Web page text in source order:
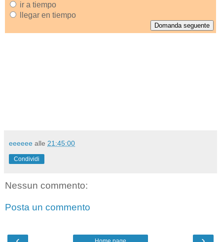
ir a tiempo
llegar en tiempo
eeeeee alle 21:45:00
Condividi
Nessun commento:
Posta un commento